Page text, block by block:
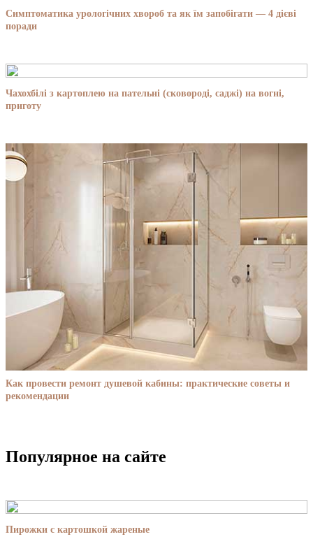
Симптоматика урологічних хвороб та як їм запобігати — 4 дієві
поради
Чахохбілі з картоплею на пательні (сковороді, саджі) на вогні,
приготу
Как провести ремонт душевой кабины: практические советы и
рекомендации
Популярное на сайте
Пирожки с картошкой жареные